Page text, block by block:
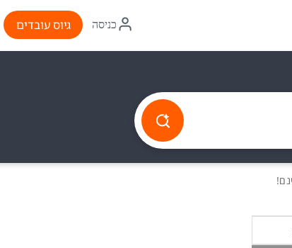
איקון
התחברות
כניסה גיוס עובדים